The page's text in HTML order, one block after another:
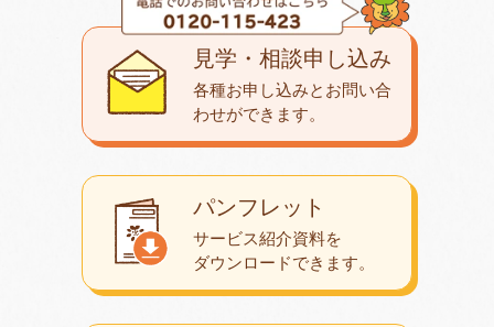
パンフレット
サービス紹介資料を
ダウンロードできます。
見学・相談申し込み
各種お申し込みとお問い合
わせができます。